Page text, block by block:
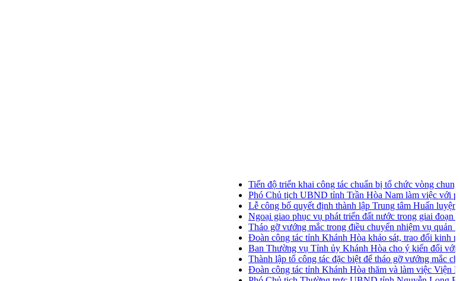
Tiến độ triển khai công tác chuẩn bị tổ chức vòng chung
Phó Chủ tịch UBND tỉnh Trần Hòa Nam làm việc với
Lễ công bố quyết định thành lập Trung tâm Huấn luyện
Ngoại giao phục vụ phát triển đất nước trong giai đoạn mới
Tháo gỡ vướng mắc trong điều chuyển nhiệm vụ quản lý,
Đoàn công tác tỉnh Khánh Hòa khảo sát, trao đổi kinh
Ban Thường vụ Tỉnh ủy Khánh Hòa cho ý kiến đối với
Thành lập tổ công tác đặc biệt để tháo gỡ vướng mắc
Đoàn công tác tỉnh Khánh Hòa thăm và làm việc Viện